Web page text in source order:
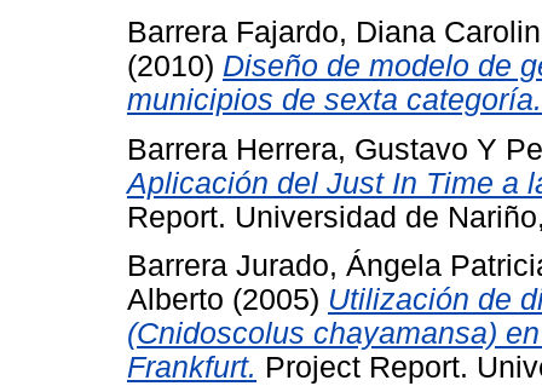
Barrera Fajardo, Diana
(2010) Diseño de modelo de
municipios de sexta categoría.
Barrera Herrera, Gustavo Y
Aplicación del Just In Time a
Report. Universidad de
Barrera Jurado, Ángela
Alberto (2005) Utilización de
(Cnidoscolus chayamansa)
Frankfurt. Project Report.